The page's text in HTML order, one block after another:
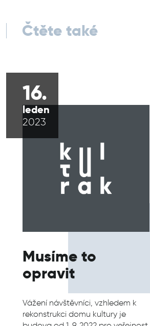
Čtěte také
16.
leden
2023
Musíme to
opravit
Vážení návštěvníci, vzhledem k
rekonstrukci domu kultury je